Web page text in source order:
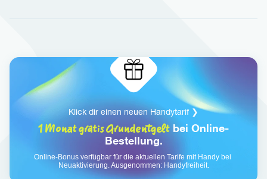
Klick dir einen neuen Handytarif ❯
1 Monat gratis Grundentgelt bei Online-
Bestellung.
Online-Bonus verfügbar für die aktuellen Tarife mit Handy bei
Neuaktivierung. Ausgenommen: Handyfreiheit.